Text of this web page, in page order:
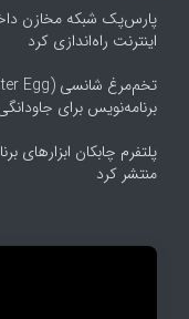
پارس‌پک شبکه مخازن
اینترنت راه‌اندازی کرد
برنامه‌نویس برای
پلتفرم چابکان ابزارهای
منتشر کرد